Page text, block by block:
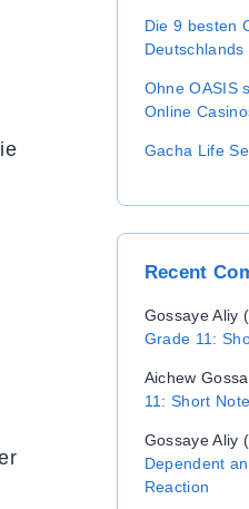
Die 9 besten
Ohne OASIS
Online
Gacha Life
Recent
Gossaye Aliy
Grade 11:
Aichew
11: Short
Gossaye Aliy
Dependent
Reaction